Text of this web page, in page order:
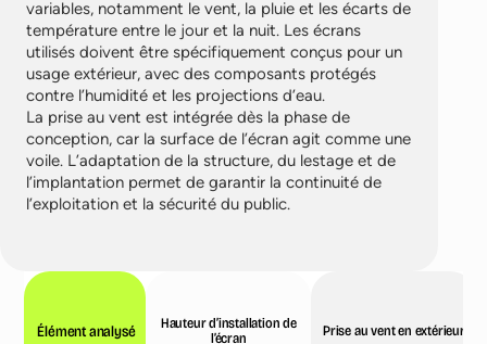
variables, notamment le vent, la pluie et les écarts de
température entre le jour et la nuit. Les écrans
utilisés doivent être spécifiquement conçus pour un
usage extérieur, avec des composants protégés
contre l’humidité et les projections d’eau.
La prise au vent est intégrée dès la phase de
conception, car la surface de l’écran agit comme une
voile. L’adaptation de la structure, du lestage et de
l’implantation permet de garantir la continuité de
l’exploitation et la sécurité du public.
Élément analysé
Hauteur d’installation de
l’écran
Prise au vent en extérieur